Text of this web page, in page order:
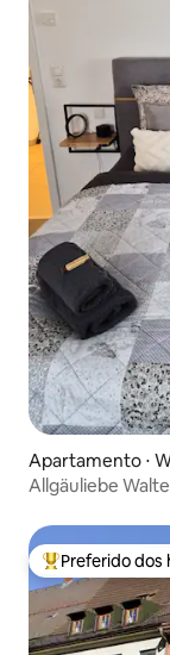
Apartamento ⋅
Allgäuliebe
Entre os
Preferido dos